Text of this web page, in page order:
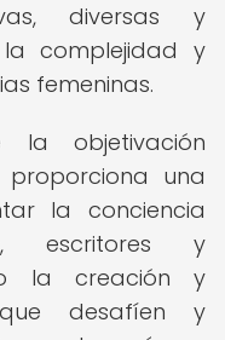
diversas y
la complejidad y
femeninas.
la objetivación
una
la conciencia
escritores y
la creación y
desafíen y